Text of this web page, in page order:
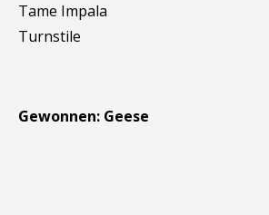
Tame Impala
Turnstile
Gewonnen: Geese